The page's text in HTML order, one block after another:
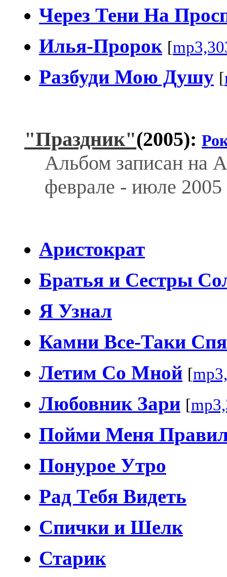
Через Тени На
Илья-Пророк [
Разбуди Мою Душу [
"Праздник"(2005):
Альбом записан на
феврале - июле 2005
Аристократ
Братья и Сестры
Я Узнал
Камни Все-Таки
Летим Со Мной [
Любовник Зари [
Пойми Меня
Понурое Утро
Рад Тебя Видеть
Спички и Шелк
Старик